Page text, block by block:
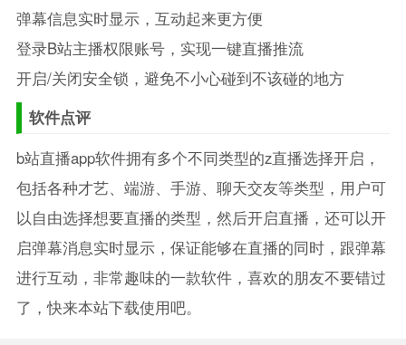
弹幕信息实时显示，互动起来更方便
登录B站主播权限账号，实现一键直播推流
开启/关闭安全锁，避免不小心碰到不该碰的地方
软件点评
b站直播app软件拥有多个不同类型的z直播选择开启，
包括各种才艺、端游、手游、聊天交友等类型，用户可
以自由选择想要直播的类型，然后开启直播，还可以开
启弹幕消息实时显示，保证能够在直播的同时，跟弹幕
进行互动，非常趣味的一款软件，喜欢的朋友不要错过
了，快来本站下载使用吧。